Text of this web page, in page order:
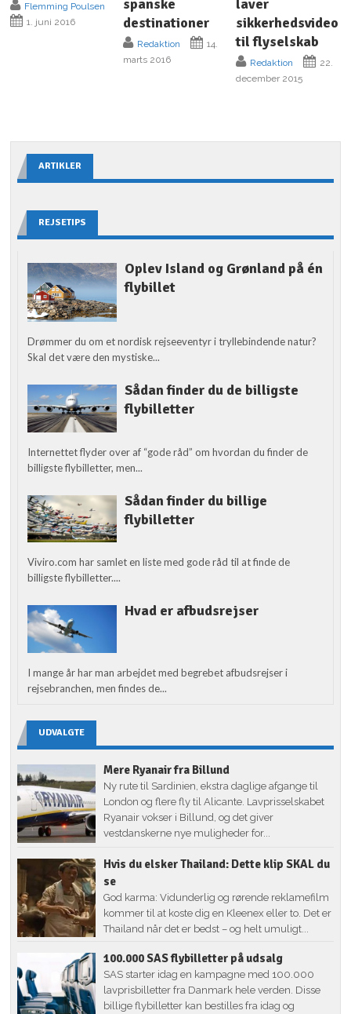
Flemming Poulsen
1. juni 2016
spanske
destinationer
Redaktion
14.
marts 2016
laver
sikkerhedsvideo
til flyselskab
Redaktion
22.
december 2015
ARTIKLER
REJSETIPS
Oplev Island og Grønland på én
flybillet
Drømmer du om et nordisk rejseeventyr i tryllebindende natur?
Skal det være den mystiske...
Sådan finder du de billigste
flybilletter
Internettet flyder over af “gode råd” om hvordan du finder de
billigste flybilletter, men...
Sådan finder du billige
flybilletter
Viviro.com har samlet en liste med gode råd til at finde de
billigste flybilletter....
Hvad er afbudsrejser
I mange år har man arbejdet med begrebet afbudsrejser i
rejsebranchen, men findes de...
UDVALGTE
Mere Ryanair fra Billund
Ny rute til Sardinien, ekstra daglige afgange til
London og flere fly til Alicante. Lavprisselskabet
Ryanair vokser i Billund, og det giver
vestdanskerne nye muligheder for...
Hvis du elsker Thailand: Dette klip SKAL du
se
God karma: Vidunderlig og rørende reklamefilm
kommer til at koste dig en Kleenex eller to. Det er
Thailand når det er bedst – og helt umuligt...
100.000 SAS flybilletter på udsalg
SAS starter idag en kampagne med 100.000
lavprisbilletter fra Danmark hele verden. Disse
billige flybilletter kan bestilles fra idag og